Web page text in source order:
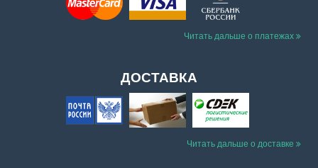
Читать дальше о платежах
ДОСТАВКА
Читать дальше о доставке